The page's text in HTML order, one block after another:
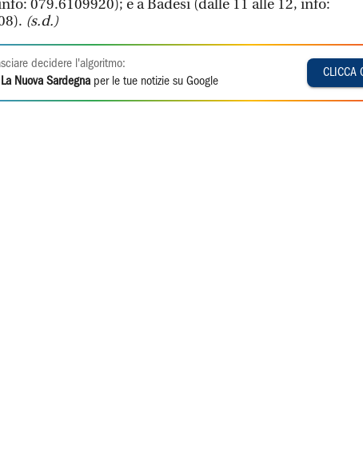
079.6109920); e a Badesi (dalle 11 alle 12, info:
(s.d.)
decidere l'algoritmo:
La Nuova Sardegna per le tue notizie su Google
CLICCA